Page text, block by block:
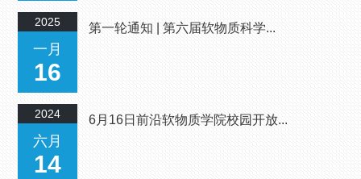
2025
一月
16
第一轮通知 | 第六届软物质科学...
2024
六月
14
6月16日前沿软物质学院校园开放...